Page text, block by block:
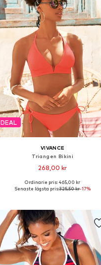
DEAL
VIVANCE
Triangen Bikini
268,00 kr
Tillgängliga storlekar: XXS A/B, XS A/B
Ordinarie pris: 465,00 kr
Senaste lägsta pris:325,50 kr-17%